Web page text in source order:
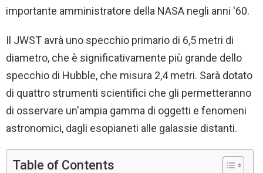
importante amministratore della NASA negli anni '60.
Il JWST avrà uno specchio primario di 6,5 metri di
diametro, che è significativamente più grande dello
specchio di Hubble, che misura 2,4 metri. Sarà dotato
di quattro strumenti scientifici che gli permetteranno
di osservare un'ampia gamma di oggetti e fenomeni
astronomici, dagli esopianeti alle galassie distanti.
Table of Contents